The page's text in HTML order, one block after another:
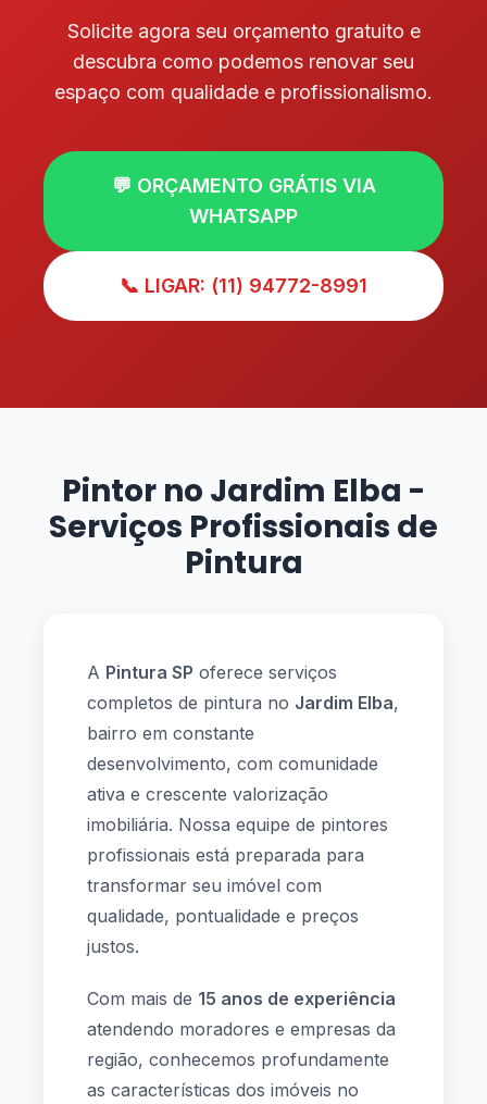
Solicite agora seu orçamento gratuito e
descubra como podemos renovar seu
espaço com qualidade e profissionalismo.
💬 ORÇAMENTO GRÁTIS VIA
WHATSAPP
📞 LIGAR: (11) 94772-8991
Pintor no Jardim Elba -
Serviços Profissionais de
Pintura
A Pintura SP oferece serviços
completos de pintura no Jardim Elba,
bairro em constante
desenvolvimento, com comunidade
ativa e crescente valorização
imobiliária. Nossa equipe de pintores
profissionais está preparada para
transformar seu imóvel com
qualidade, pontualidade e preços
justos.
Com mais de 15 anos de experiência
atendendo moradores e empresas da
região, conhecemos profundamente
as características dos imóveis no